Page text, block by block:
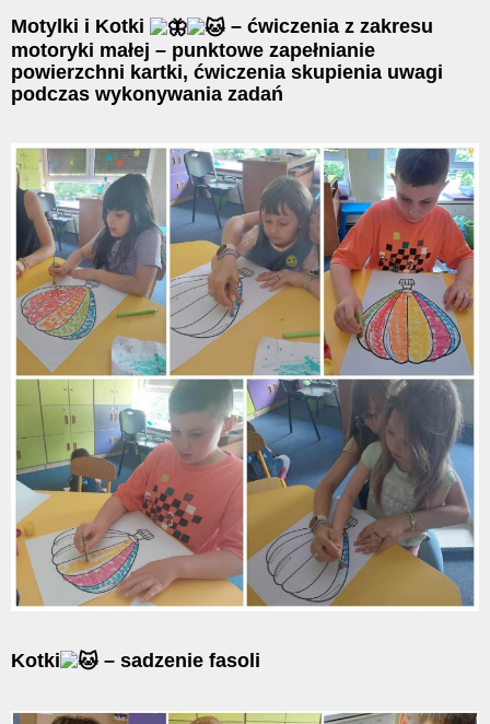
Motylki i Kotki
– ćwiczenia z zakresu
motoryki małej – punktowe zapełnianie
powierzchni kartki, ćwiczenia skupienia uwagi
podczas wykonywania zadań
Kotki – sadzenie fasoli